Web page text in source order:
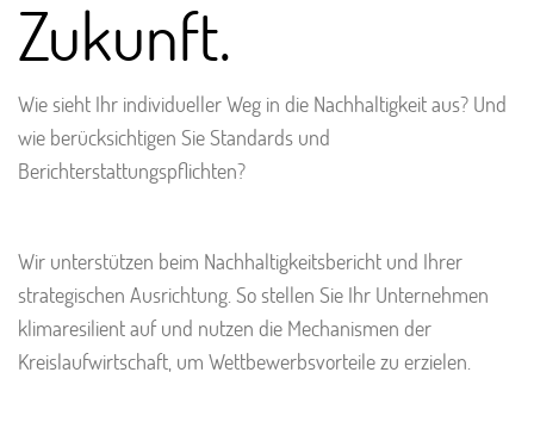
Zukunft.
Wie sieht Ihr individueller Weg in die Nachhaltigkeit aus? Und
wie berücksichtigen Sie Standards und
Berichterstattungspflichten?
Wir unterstützen beim Nachhaltigkeitsbericht und Ihrer
strategischen Ausrichtung. So stellen Sie Ihr Unternehmen
klimaresilient auf und nutzen die Mechanismen der
Kreislaufwirtschaft, um Wettbewerbsvorteile zu erzielen.